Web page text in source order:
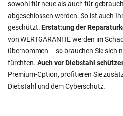
sowohl für neue als auch für
abgeschlossen werden. So ist auch
geschützt. Erstattung der
von WERTGARANTIE werden im
übernommen – so brauchen Sie sich
fürchten. Auch vor Diebstahl
Premium-Option, profitieren Sie
Diebstahl und dem Cyberschutz.